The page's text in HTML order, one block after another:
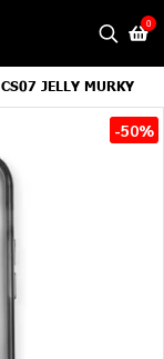
0
JELLY MURKY
-50%